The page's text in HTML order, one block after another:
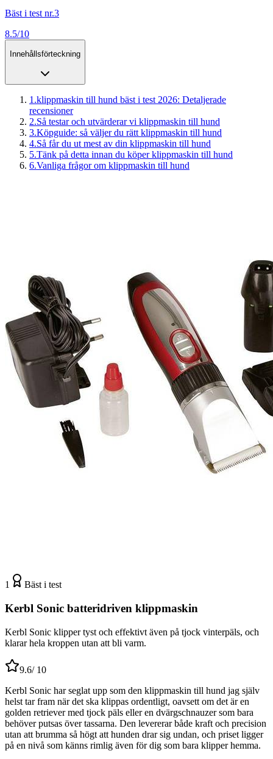
Bäst i test nr.3
8.5/10
Innehållsförteckning
1 .klippmaskin till hund bäst i test 2026: Detaljerade
recensioner
2.Så testar och utvärderar vi klippmaskin till hund
3.Köpguide: så väljer du rätt klippmaskin till hund
4.Så får du ut mest av din klippmaskin till hund
5.Tänk på detta innan du köper klippmaskin till hund
6.Vanliga frågor om klippmaskin till hund
1 Bäst i test
Kerbl Sonic batteridriven klippmaskin
Kerbl Sonic klipper tyst och effektivt även på tjock vinterpäls, och
klarar hela kroppen utan att bli varm.
9.6/ 10
Kerbl Sonic har seglat upp som den klippmaskin till hund jag själv
helst tar fram när det ska klippas ordentligt, oavsett om det är en
golden retriever med tjock päls eller en dvärgschnauzer som bara
behöver putsas över tassarna. Den levererar både kraft och precision
utan att brumma så högt att hunden drar sig undan, och priset ligger
på en nivå som känns rimlig även för dig som bara klipper hemma.